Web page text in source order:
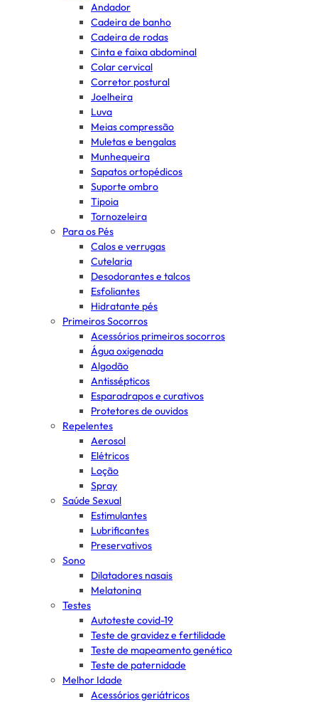
Andador
Cadeira de banho
Cadeira de rodas
Cinta e faixa abdominal
Colar cervical
Corretor postural
Joelheira
Luva
Meias compressão
Muletas e bengalas
Munhequeira
Sapatos ortopédicos
Suporte ombro
Tipoia
Tornozeleira
Para os Pés
Calos e verrugas
Cutelaria
Desodorantes e talcos
Esfoliantes
Hidratante pés
Primeiros Socorros
Acessórios primeiros socorros
Água oxigenada
Algodão
Antissépticos
Esparadrapos e curativos
Protetores de ouvidos
Repelentes
Aerosol
Elétricos
Loção
Spray
Saúde Sexual
Estimulantes
Lubrificantes
Preservativos
Sono
Dilatadores nasais
Melatonina
Testes
Autoteste covid-19
Teste de gravidez e fertilidade
Teste de mapeamento genético
Teste de paternidade
Melhor Idade
Acessórios geriátricos